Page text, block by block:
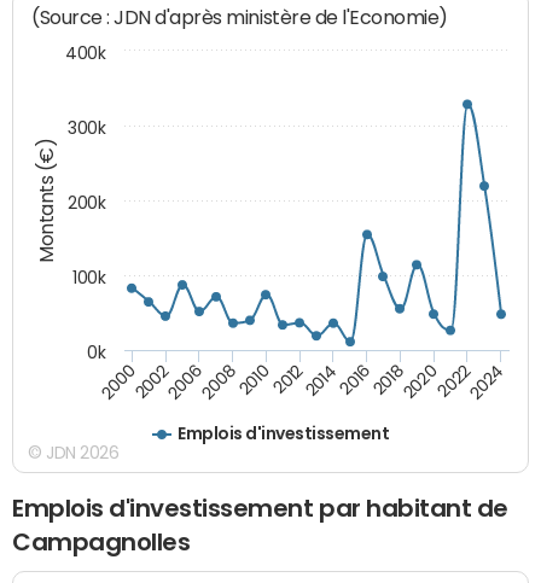
Montants (€)
(Source : JDN d'après ministère de l'Economie)
Emplois d'investissement
200020022006200820102012201420162018202020222024
0k
100k
200k
300k
400k
© JDN 2026
Emplois d'investissement par habitant de
Campagnolles